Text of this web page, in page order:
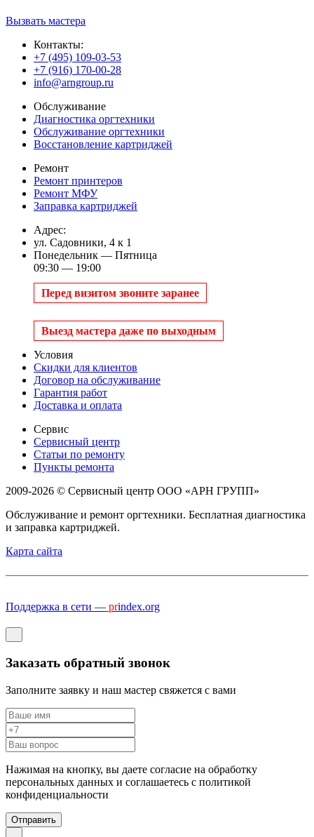
Вызвать мастера
Контакты:
+7 (495) 109-03-53
+7 (916) 170-00-28
info@arngroup.ru
Обслуживание
Диагностика оргтехники
Обслуживание оргтехники
Восстановление картриджей
Ремонт
Ремонт принтеров
Ремонт МФУ
Заправка картриджей
Адрес:
ул. Садовники, 4 к 1
Понедельник — Пятница
09:30 — 19:00
Перед визитом звоните заранее
Выезд мастера даже по выходным
Условия
Скидки для клиентов
Договор на обслуживание
Гарантия работ
Доставка и оплата
Сервис
Сервисный центр
Статьи по ремонту
Пункты ремонта
2009-2026 © Сервисный центр ООО «АРН ГРУПП»
Обслуживание и ремонт оргтехники. Бесплатная диагностика
и заправка картриджей.
Карта сайта
Поддержка в сети — prindex.org
Заказать обратный звонок
Заполните заявку и наш мастер свяжется с вами
Нажимая на кнопку, вы даете согласие на обработку
персональных данных и соглашаетесь c политикой
конфиденциальности
Отправить